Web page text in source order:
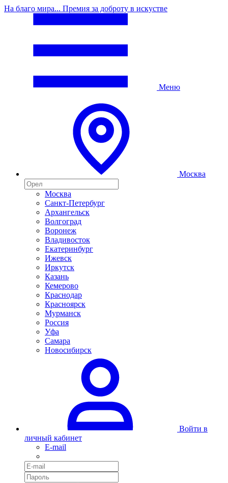
На благо мира... Премия за доброту в искустве
Меню
Москва
Москва
Санкт-Петербург
Архангельск
Волгоград
Воронеж
Владивосток
Екатеринбург
Ижевск
Иркутск
Казань
Кемерово
Краснодар
Красноярск
Мурманск
Россия
Уфа
Самара
Новосибирск
Войти в
личный кабинет
E-mail